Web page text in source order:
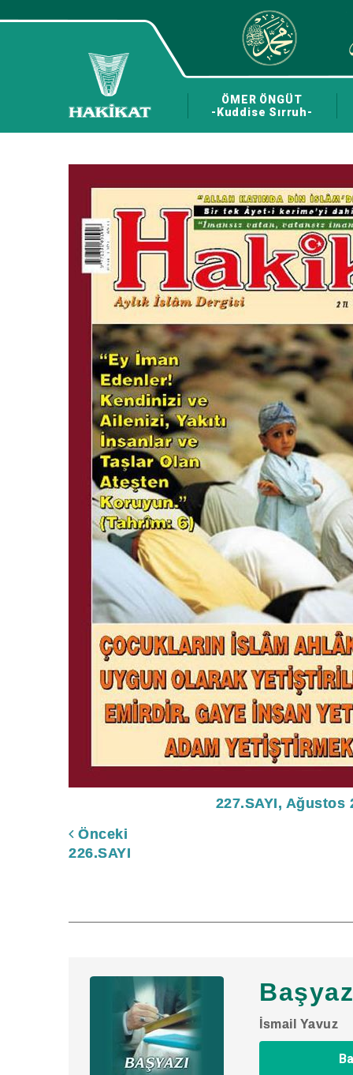
ÖMER ÖNGÜT
-Kuddise Sırruh-
227.SAYI, Ağustos
Önceki
226.SAYI
İsmail Yavuz